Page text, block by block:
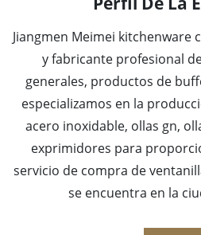
Jiangmen Meimei kitchenware
y fabricante profesional
generales, productos de
especializamos en la
acero inoxidable, ollas gn,
exprimidores para
servicio de compra de
se encuentra en la